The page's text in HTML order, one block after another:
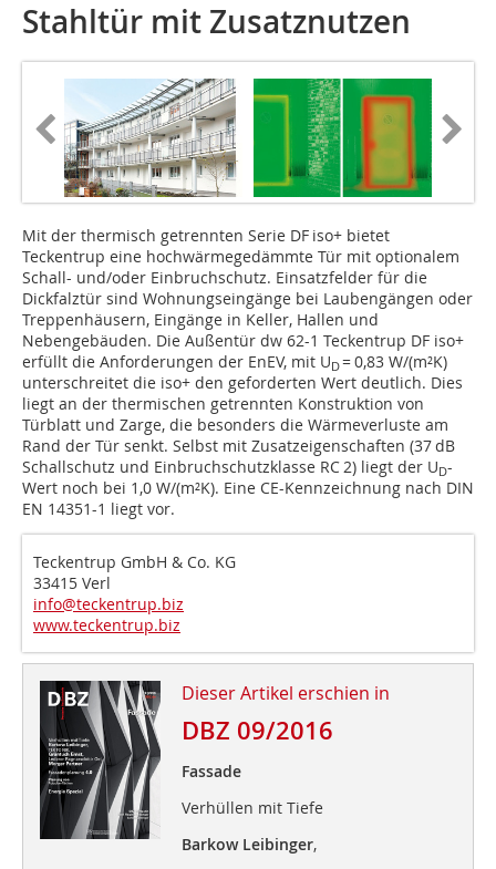
Stahltür mit Zusatznutzen
Mit der thermisch getrennten Serie DF iso+ bietet
Teckentrup eine hochwärmegedämmte Tür mit optionalem
Schall- und/oder Einbruchschutz. Einsatzfelder für die
Dickfalztür sind Wohnungseingänge bei Laubengängen oder
Treppenhäusern, Eingänge in Keller, Hallen und
Nebengebäuden. Die Außentür dw 62-1 Teckentrup DF iso+
erfüllt die Anforderungen der EnEV, mit UD= 0,83 W/(m²K)
unterschreitet die iso+ den geforderten Wert deutlich. Dies
liegt an der thermischen getrennten Konstruktion von
Türblatt und Zarge, die besonders die Wärmeverluste am
Rand der Tür senkt. Selbst mit Zusatzeigenschaften (37 dB
Schallschutz und Einbruchschutzklasse RC 2) liegt der UD-
Wert noch bei 1,0 W/(m²K). Eine CE-Kennzeichnung nach DIN
EN 14351-1 liegt vor.
Teckentrup GmbH & Co. KG
33415 Verl
info@teckentrup.biz
www.teckentrup.biz
Dieser Artikel erschien in
DBZ 09/2016
Fassade
Verhüllen mit Tiefe
Barkow Leibinger,